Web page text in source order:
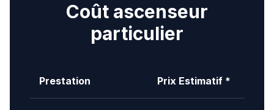
Coût ascenseur
particulier
Prestation Prix Estimatif *